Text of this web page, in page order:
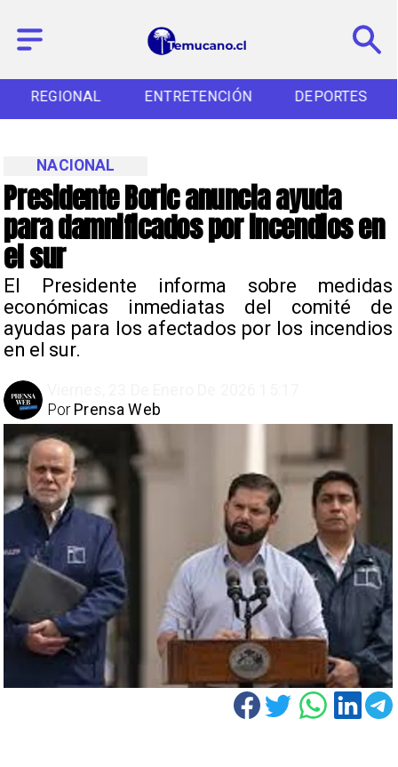
REGIONAL ENTRETENCIÓN DEPORTES
Presidente Boric anuncia ayuda
para damnificados por incendios en
el sur
El Presidente informa sobre medidas
económicas inmediatas del comité de
ayudas para los afectados por los incendios
en el sur.
NACIONAL
Prensa Web
Por